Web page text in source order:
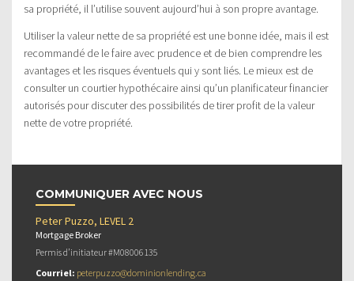
sa propriété, il l’utilise souvent aujourd’hui à son propre avantage.
Utiliser la valeur nette de sa propriété est une bonne idée, mais il est
recommandé de le faire avec prudence et de bien comprendre les
avantages et les risques éventuels qui y sont liés. Le mieux est de
consulter un courtier hypothécaire ainsi qu’un planificateur financier
autorisés pour discuter des possibilités de tirer profit de la valeur
nette de votre propriété.
COMMUNIQUER AVEC NOUS
Peter Puzzo, LEVEL 2
Mortgage Broker
Permis d’initiateur #M08006135
Courriel: peterpuzzo@dominionlending.ca